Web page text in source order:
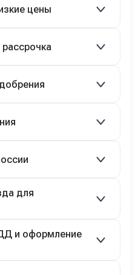
цены
первом взносе 35–50%.
для
и оформление